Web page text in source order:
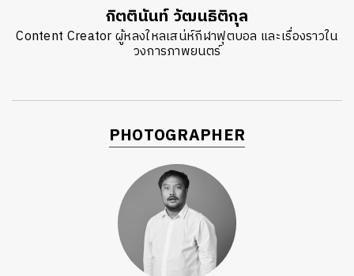
กิตตินันท์ วัฒนธิติกุล
Content Creator ผู้หลงใหลเสน่ห์กีฬาฟุตบอล และเรื่องราวใน
วงการภาพยนตร์
PHOTOGRAPHER